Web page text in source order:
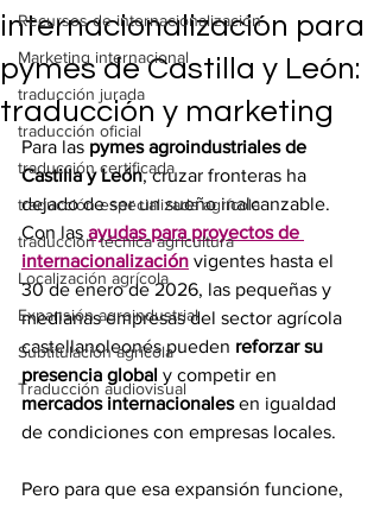
Recursos de internacionalización
Marketing internacional
traducción jurada
traducción oficial
traducción certificada
traducción especializada agrícola
traducción técnica agricultura
Localización agrícola
Expansión agroindustrial
Subtitulación agrícola
Traducción audiovisual
internacionalización para
pymes de Castilla y León:
traducción y marketing
Para las pymes agroindustriales de
Castilla y León, cruzar fronteras ha
dejado de ser un sueño inalcanzable.
Con las ayudas para proyectos de
internacionalización vigentes hasta el
30 de enero de 2026, las pequeñas y
medianas empresas del sector agrícola
castellanoleonés pueden reforzar su
presencia global y competir en
mercados internacionales en igualdad
de condiciones con empresas locales.
Pero para que esa expansión funcione,